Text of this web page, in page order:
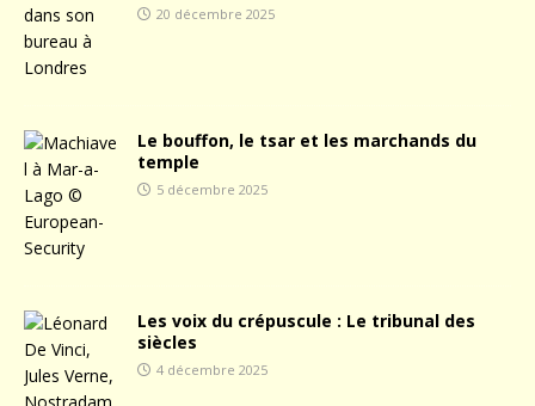
20 décembre 2025
Le bouffon, le tsar et les marchands du
temple
5 décembre 2025
Les voix du crépuscule : Le tribunal des
siècles
4 décembre 2025